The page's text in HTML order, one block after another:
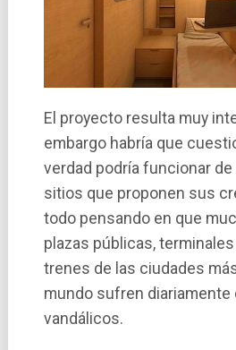
El proyecto resulta muy
embargo habrí­a que
verdad podrí­a funcionar de
sitios que proponen sus
todo pensando en que
plazas públicas,
trenes de las ciudades
mundo sufren
vandálicos.